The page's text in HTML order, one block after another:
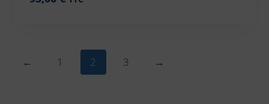
← 1 2 3 →